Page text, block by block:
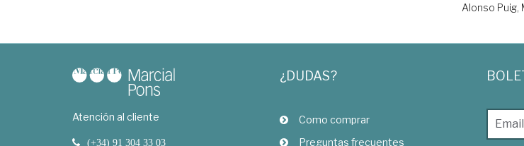
Alonso Puig,
Atención al cliente
(+34) 91 304 33 03
¿DUDAS?
Como comprar
Preguntas frecuentes